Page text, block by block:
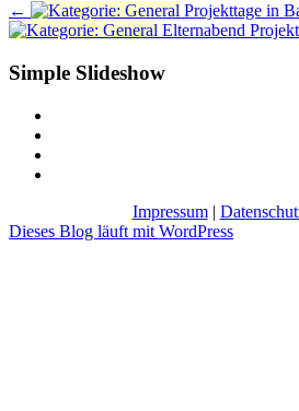
←
Projekttage in
Elternabend
Simple Slideshow
Impressum|
Dieses Blog läuft mit WordPress